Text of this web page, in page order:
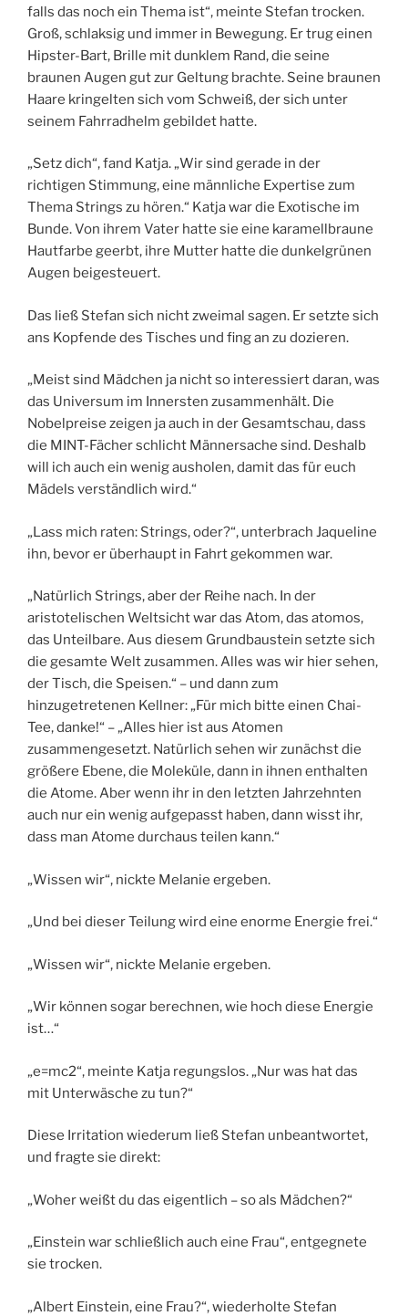
falls das noch ein Thema ist“, meinte Stefan trocken.
Groß, schlaksig und immer in Bewegung. Er trug einen
Hipster-Bart, Brille mit dunklem Rand, die seine
braunen Augen gut zur Geltung brachte. Seine braunen
Haare kringelten sich vom Schweiß, der sich unter
seinem Fahrradhelm gebildet hatte.
„Setz dich“, fand Katja. „Wir sind gerade in der
richtigen Stimmung, eine männliche Expertise zum
Thema Strings zu hören.“ Katja war die Exotische im
Bunde. Von ihrem Vater hatte sie eine karamellbraune
Hautfarbe geerbt, ihre Mutter hatte die dunkelgrünen
Augen beigesteuert.
Das ließ Stefan sich nicht zweimal sagen. Er setzte sich
ans Kopfende des Tisches und fing an zu dozieren.
„Meist sind Mädchen ja nicht so interessiert daran, was
das Universum im Innersten zusammenhält. Die
Nobelpreise zeigen ja auch in der Gesamtschau, dass
die MINT-Fächer schlicht Männersache sind. Deshalb
will ich auch ein wenig ausholen, damit das für euch
Mädels verständlich wird.“
„Lass mich raten: Strings, oder?“, unterbrach Jaqueline
ihn, bevor er überhaupt in Fahrt gekommen war.
„Natürlich Strings, aber der Reihe nach. In der
aristotelischen Weltsicht war das Atom, das atomos,
das Unteilbare. Aus diesem Grundbaustein setzte sich
die gesamte Welt zusammen. Alles was wir hier sehen,
der Tisch, die Speisen.“ – und dann zum
hinzugetretenen Kellner: „Für mich bitte einen Chai-
Tee, danke!“ – „Alles hier ist aus Atomen
zusammengesetzt. Natürlich sehen wir zunächst die
größere Ebene, die Moleküle, dann in ihnen enthalten
die Atome. Aber wenn ihr in den letzten Jahrzehnten
auch nur ein wenig aufgepasst haben, dann wisst ihr,
dass man Atome durchaus teilen kann.“
„Wissen wir“, nickte Melanie ergeben.
„Und bei dieser Teilung wird eine enorme Energie frei.“
„Wissen wir“, nickte Melanie ergeben.
„Wir können sogar berechnen, wie hoch diese Energie
ist…“
„e=mc2“, meinte Katja regungslos. „Nur was hat das
mit Unterwäsche zu tun?“
Diese Irritation wiederum ließ Stefan unbeantwortet,
und fragte sie direkt:
„Woher weißt du das eigentlich – so als Mädchen?“
„Einstein war schließlich auch eine Frau“, entgegnete
sie trocken.
„Albert Einstein, eine Frau?“, wiederholte Stefan